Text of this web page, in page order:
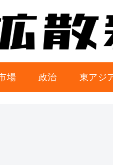
場 政治 東アジ